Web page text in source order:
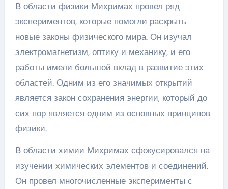
В области физики Михримах провел ряд
экспериментов, которые помогли раскрыть
новые законы физического мира. Он изучал
электромагнетизм, оптику и механику, и его
работы имели большой вклад в развитие этих
областей. Одним из его значимых открытий
является закон сохранения энергии, который до
сих пор является одним из основных принципов
физики.
В области химии Михримах сфокусировался на
изучении химических элементов и соединений.
Он провел многочисленные эксперименты с